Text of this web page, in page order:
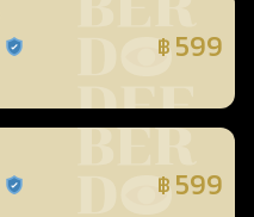
ร้านยืนยันแล้ว ฿ 599
ร้านยืนยันแล้ว ฿ 599